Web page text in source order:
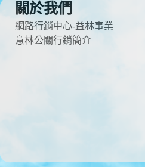
關於我們
網路行銷中心-益林事業
意林公關行銷簡介